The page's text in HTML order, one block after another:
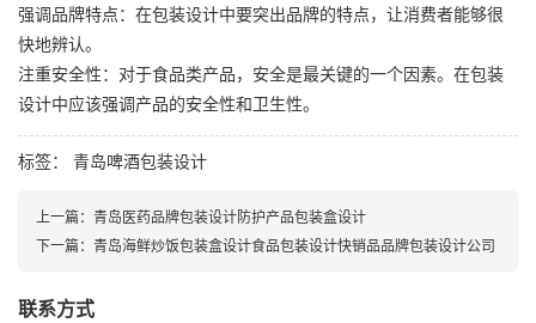
强调品牌特点：在包装设计中要突出品牌的特点，让消费者能够很
快地辨认。
注重安全性：对于食品类产品，安全是最关键的一个因素。在包装
设计中应该强调产品的安全性和卫生性。
标签： 青岛啤酒包装设计
上一篇： 青岛医药品牌包装设计防护产品包装盒设计
下一篇： 青岛海鲜炒饭包装盒设计食品包装设计快销品品牌包装设计公司
联系方式